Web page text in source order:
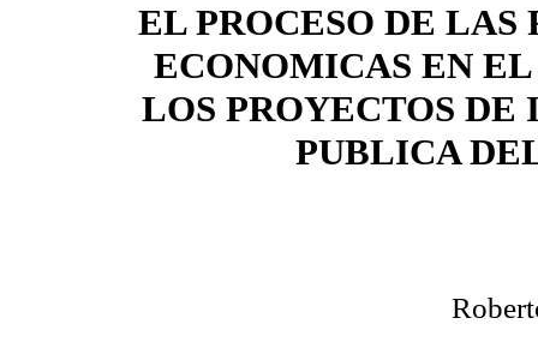
EL PROCESO DE LAS
ECONOMICAS EN
LOS PROYECTOS DE
PUBLICA